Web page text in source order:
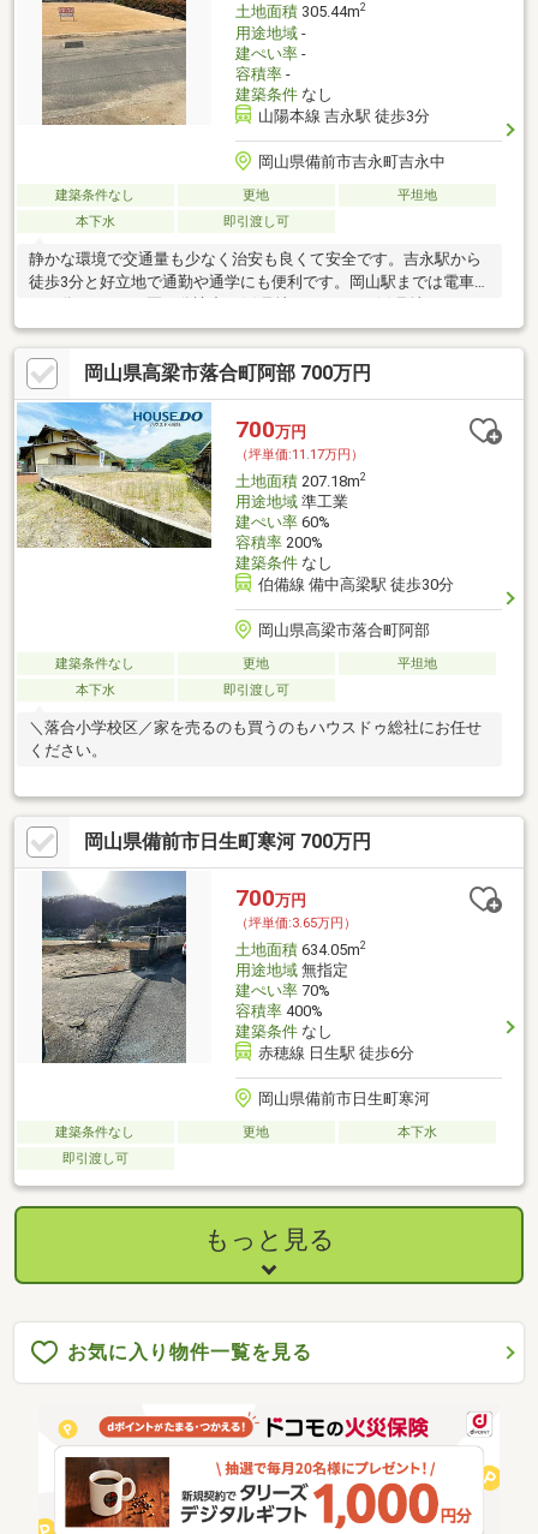
土地面積305.44m2
用途地域-
建ぺい率-
容積率-
建築条件なし
山陽本線 吉永駅 徒歩3分
岡山県備前市吉永町吉永中
建築条件なし 更地
平坦地
本下水
即引渡し可
静かな環境で交通量も少なく治安も良くて安全です。吉永駅から
徒歩3分と好立地で通勤や通学にも便利です。岡山駅までは電車で
万）
岡山県高梁市落合町阿部 700万円
700万円
（坪単価:11.17万円）
土地面積207.18m2
用途地域準工業
建ぺい率60%
容積率200%
建築条件なし
伯備線 備中高梁駅 徒歩30分
岡山県高梁市落合町阿部
建築条件なし 更地
平坦地
本下水
即引渡し可
＼落合小学校区／家を売るのも買うのもハウスドゥ総社にお任せ
ください。
岡山県備前市日生町寒河 700万円
700万円
（坪単価:3.65万円）
土地面積634.05m2
用途地域無指定
建ぺい率70%
容積率400%
建築条件なし
赤穂線 日生駅 徒歩6分
岡山県備前市日生町寒河
建築条件なし 更地
本下水
即引渡し可
もっと見る
お気に入り物件一覧を見る